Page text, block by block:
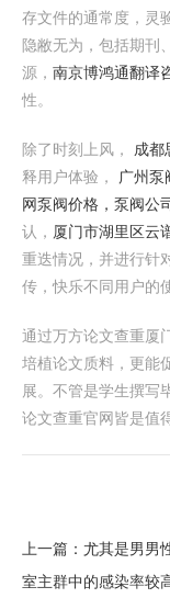
存文件的通常度，灵
隐敝无为，包括期刊
源， 南京博鸿通翻译
性。
除了时刻上风， 成都
释用户体验，
广州
网泵阀价格，泵阀公
认， 厦门市湖里区云
重迭情况，并进行针
传，快乐不同用户的
通过万方论文查重厦
培植论文质料，更能
展。不管是学生撰写
论文查重官网皆是值
上一篇： 尤其是男男
室主群中的感染率较